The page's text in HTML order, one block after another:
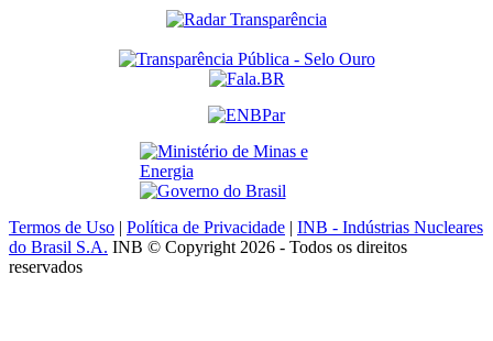
Termos de Uso | Política de Privacidade | INB - Indústrias Nucleares
do Brasil S.A. INB © Copyright 2026 - Todos os direitos
reservados